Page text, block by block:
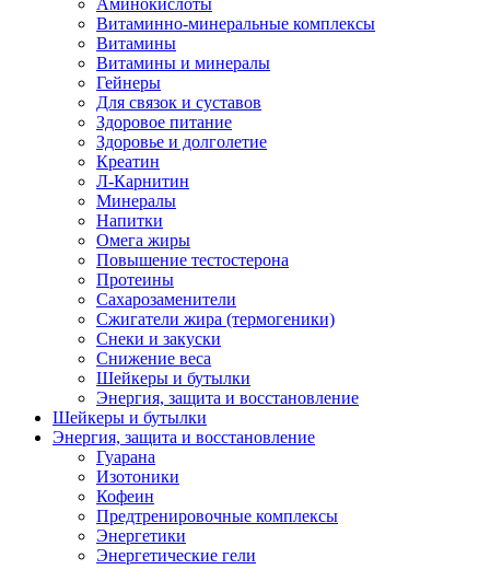
Витаминно-минеральные комплексы
Витамины
Витамины и минералы
Гейнеры
Для связок и суставов
Здоровое питание
Здоровье и долголетие
Креатин
Л-Карнитин
Минералы
Напитки
Омега жиры
Повышение тестостерона
Протеины
Сахарозаменители
Сжигатели жира (термогеники)
Снеки и закуски
Снижение веса
Шейкеры и бутылки
Энергия, защита и восстановление
Шейкеры и бутылки
Энергия, защита и восстановление
Гуарана
Изотоники
Кофеин
Предтренировочные комплексы
Энергетики
Энергетические гели